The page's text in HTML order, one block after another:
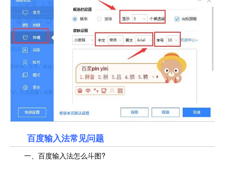
百度输入法常见问题
一、百度输入法怎么斗图?